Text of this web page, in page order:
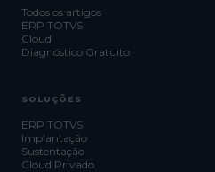
Todos os artigos
ERP TOTVS
Cloud
Diagnóstico Gratuito
SOLUÇÕES
ERP TOTVS
Implantação
Sustentação
Cloud Privado